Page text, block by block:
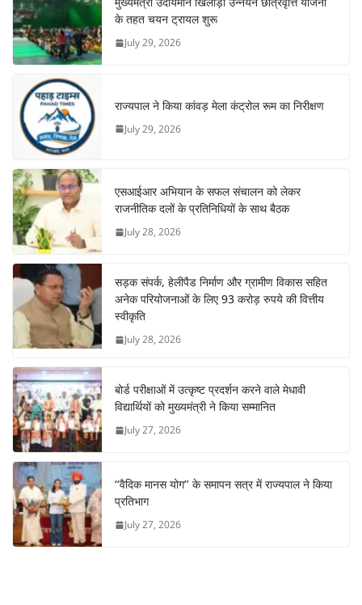
के तहत चयन ट्रायल शुरू
July 29, 2026
राज्यपाल ने किया कांवड़ मेला कंट्रोल रूम का निरीक्षण
July 29, 2026
एसआईआर अभियान के सफल संचालन को लेकर
राजनीतिक दलों के प्रतिनिधियों के साथ बैठक
July 28, 2026
सड़क संपर्क, हेलीपैड निर्माण और ग्रामीण विकास सहित
अनेक परियोजनाओं के लिए 93 करोड़ रुपये की वित्तीय
स्वीकृति
July 28, 2026
बोर्ड परीक्षाओं में उत्कृष्ट प्रदर्शन करने वाले मेधावी
विद्यार्थियों को मुख्यमंत्री ने किया सम्मानित
July 27, 2026
‘‘वैदिक मानस योग’’ के समापन सत्र में राज्यपाल ने किया
प्रतिभाग
July 27, 2026